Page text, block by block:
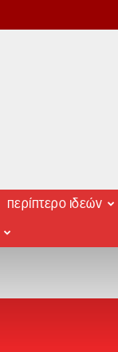
περίπτερο ιδεών